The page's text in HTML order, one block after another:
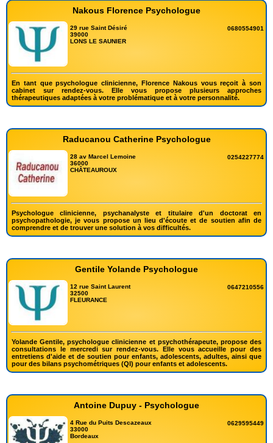
Nakous Florence Psychologue
29 rue Saint Désiré
39000
LONS LE SAUNIER
0680554901
En tant que psychologue clinicienne, Florence Nakous vous reçoit à son
cabinet sur rendez-vous. Elle vous propose plusieurs approches
thérapeutiques adaptées à votre problématique et à votre personnalité.
Raducanou Catherine Psychologue
28 av Marcel Lemoine
36000
CHÂTEAUROUX
0254227774
Psychologue clinicienne, psychanalyste et titulaire d'un doctorat en
psychopathologie, je vous propose un lieu d'écoute et de soutien afin de
comprendre et de trouver une solution à vos difficultés.
Gentile Yolande Psychologue
12 rue Saint Laurent
32500
FLEURANCE
0647210556
Yolande Gentile, psychologue clinicienne et psychothérapeute, propose des
consultations le mercredi sur rendez-vous. Elle vous accueille pour des
entretiens d'aide et de soutien pour enfants, adolescents, adultes, ainsi que
pour des bilans psychométriques (QI) pour enfants et adolescents.
Antoine Dupuy - Psychologue
4 Rue du Puits Descazeaux
33000
Bordeaux
0629595449